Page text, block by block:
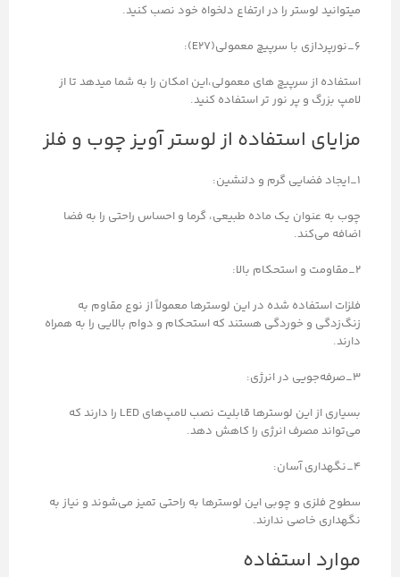
میتوانید لوستر را در ارتفاع دلخواه خود نصب کنید.
۶_نورپردازی با سرپیچ معمولی(E27):
استفاده از سرپیچ های معمولی،این امکان را به شما میدهد تا از
لامپ بزرگ و پر نور تر استفاده کنید.
مزایای استفاده از لوستر آویز چوب و فلز
۱_ایجاد فضایی گرم و دلنشین:
چوب به عنوان یک ماده طبیعی، گرما و احساس راحتی را به فضا
اضافه می‌کند.
۲_مقاومت و استحکام بالا:
فلزات استفاده شده در این لوسترها معمولاً از نوع مقاوم به
زنگ‌زدگی و خوردگی هستند که استحکام و دوام بالایی را به همراه
دارند.
۳_صرفه‌جویی در انرژی:
بسیاری از این لوسترها قابلیت نصب لامپ‌های LED را دارند که
می‌تواند مصرف انرژی را کاهش دهد.
۴_نگهداری آسان:
سطوح فلزی و چوبی این لوسترها به راحتی تمیز می‌شوند و نیاز به
نگهداری خاصی ندارند.
موارد استفاده